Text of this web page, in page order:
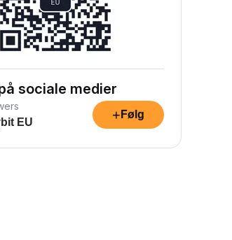
sociale medier
EU
+ Følg